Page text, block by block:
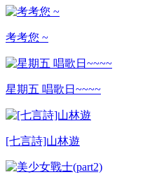
考考您 ~
星期五 唱歌日~~~~
[七言詩]山林遊